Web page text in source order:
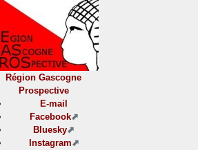
Région Gascogne
Prospective
E-mail
Facebook
Bluesky
Instagram